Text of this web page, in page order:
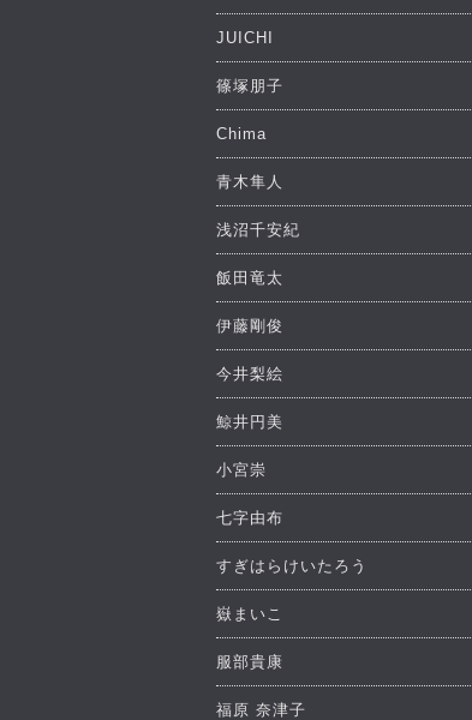
JUICHI
篠塚朋子
Chima
青木隼人
浅沼千安紀
飯田竜太
伊藤剛俊
今井梨絵
鯨井円美
小宮崇
七字由布
すぎはらけいたろう
嶽まいこ
服部貴康
福原 奈津子